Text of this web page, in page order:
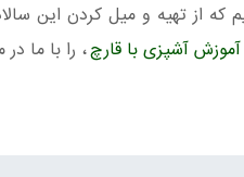
که از تهیه و میل کردن این
آموزش آشپزی با قارچ، را با ما